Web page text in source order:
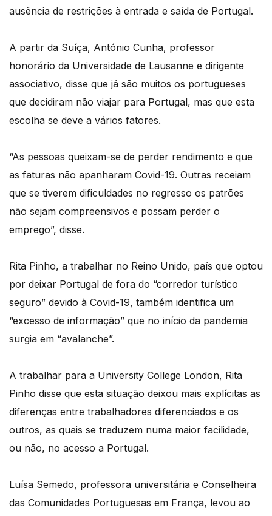
ausência de restrições à entrada e saída de Portugal.
A partir da Suíça, António Cunha, professor
honorário da Universidade de Lausanne e dirigente
associativo, disse que já são muitos os portugueses
que decidiram não viajar para Portugal, mas que esta
escolha se deve a vários fatores.
“As pessoas queixam-se de perder rendimento e que
as faturas não apanharam Covid-19. Outras receiam
que se tiverem dificuldades no regresso os patrões
não sejam compreensivos e possam perder o
emprego”, disse.
Rita Pinho, a trabalhar no Reino Unido, país que optou
por deixar Portugal de fora do “corredor turístico
seguro” devido à Covid-19, também identifica um
“excesso de informação” que no início da pandemia
surgia em “avalanche”.
A trabalhar para a University College London, Rita
Pinho disse que esta situação deixou mais explícitas as
diferenças entre trabalhadores diferenciados e os
outros, as quais se traduzem numa maior facilidade,
ou não, no acesso a Portugal.
Luísa Semedo, professora universitária e Conselheira
das Comunidades Portuguesas em França, levou ao